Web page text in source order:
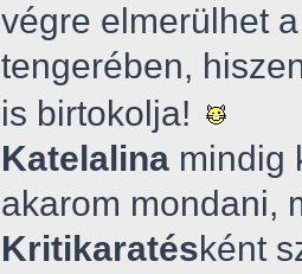
végre elmerülhet
tengerében,
is birtokolja!
Katelalina mindig
akarom mondani,
Kritikaratésként